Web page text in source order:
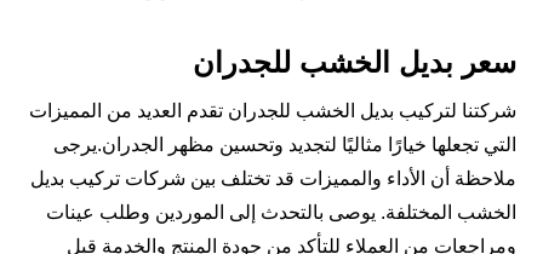
سعر بديل الخشب للجدران
شركتنا لتركيب بديل الخشب للجدران تقدم العديد من المميزات
التي تجعلها خيارًا مثاليًا لتجديد وتحسين مظهر الجدران.يرجى
ملاحظة أن الأداء والمميزات قد تختلف بين شركات تركيب بديل
الخشب المختلفة. يوصى بالتحدث إلى الموردين وطلب عينات
ومراجعات من العملاء للتأكد من جودة المنتج والخدمة قبل